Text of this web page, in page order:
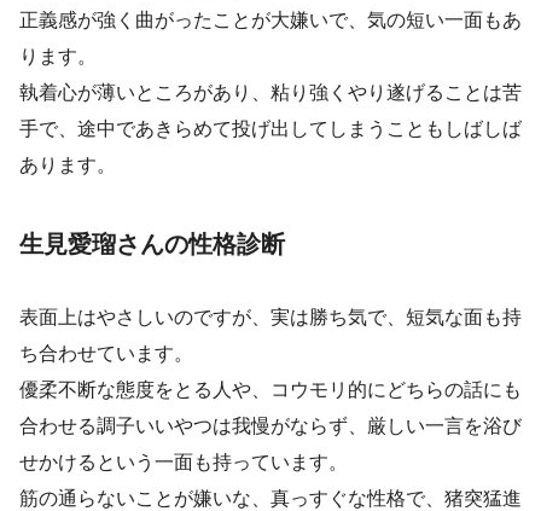
正義感が強く曲がったことが大嫌いで、気の短い一面もあ
ります。
執着心が薄いところがあり、粘り強くやり遂げることは苦
手で、途中であきらめて投げ出してしまうこともしばしば
あります。
生見愛瑠さんの性格診断
表面上はやさしいのですが、実は勝ち気で、短気な面も持
ち合わせています。
優柔不断な態度をとる人や、コウモリ的にどちらの話にも
合わせる調子いいやつは我慢がならず、厳しい一言を浴び
せかけるという一面も持っています。
筋の通らないことが嫌いな、真っすぐな性格で、猪突猛進